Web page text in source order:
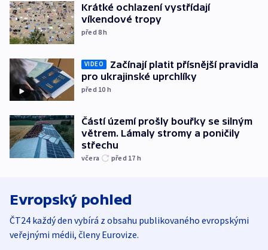
Krátké ochlazení vystřídají
víkendové tropy
před 8h
VIDEO
Začínají platit přísnější pravidla
pro ukrajinské uprchlíky
před 10 h
Částí území prošly bouřky se silným
větrem. Lámaly stromy a poničily
střechu
včera před 17 h
Evropský pohled
ČT24 každý den vybírá z obsahu publikovaného evropskými
veřejnými médii, členy Eurovize.